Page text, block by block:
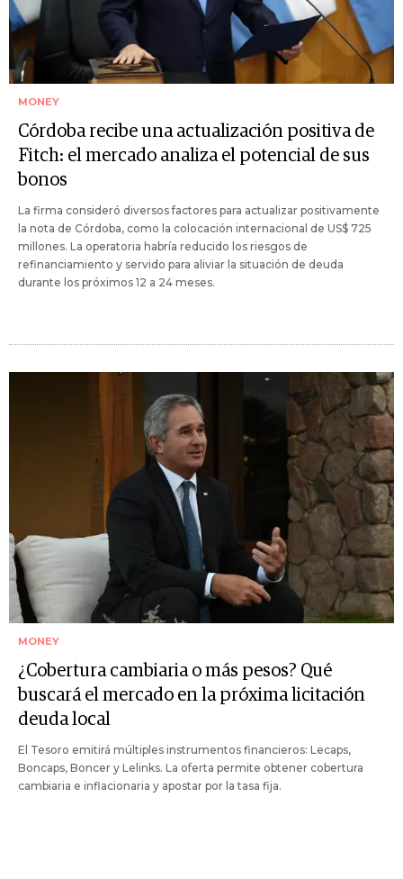
MONEY
Córdoba recibe una actualización positiva de
Fitch: el mercado analiza el potencial de sus
bonos
La firma consideró diversos factores para actualizar positivamente
la nota de Córdoba, como la colocación internacional de US$ 725
millones. La operatoria habría reducido los riesgos de
refinanciamiento y servido para aliviar la situación de deuda
durante los próximos 12 a 24 meses.
MONEY
¿Cobertura cambiaria o más pesos? Qué
buscará el mercado en la próxima licitación
deuda local
El Tesoro emitirá múltiples instrumentos financieros: Lecaps,
Boncaps, Boncer y Lelinks. La oferta permite obtener cobertura
cambiaria e inflacionaria y apostar por la tasa fija.